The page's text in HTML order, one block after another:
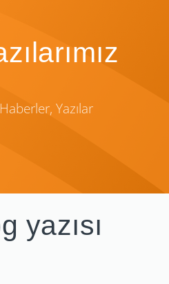
Yazılar
yazısı